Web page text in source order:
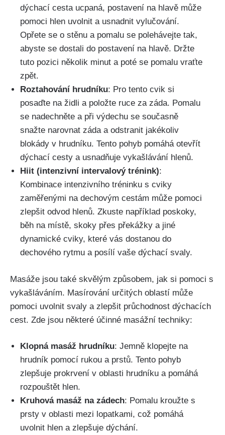
dýchací cesta ucpaná, postavení na hlavě může
pomoci hlen uvolnit a usnadnit vylučování.
Opřete se o stěnu a pomalu se polehávejte ‍tak,⁤
abyste se dostali do postavení na hlavě. Držte
tuto pozici několik minut a poté se pomalu vraťte
zpět.
Roztahování hrudníku: Pro tento cvik ‌si
posaďte na židli ⁤a položte ruce za záda. Pomalu
‍se ‍nadechněte a při výdechu se současně
snažte narovnat​ záda a odstranit‌ jakékoliv
blokády v hrudníku.​ Tento pohyb pomáhá otevřít
dýchací cesty a usnadňuje vykašlávání hlenů.
Hiit (intenzivní⁣ intervalový trénink):
Kombinace intenzivního tréninku‌ s cviky
zaměřenými na dechovým cestám může pomoci
zlepšit odvod hlenů. Zkuste například poskoky,
běh na⁤ místě, skoky přes překážky a jiné
dynamické cviky, které vás dostanou do
dechového⁣ rytmu a posílí vaše dýchací svaly.
Masáže jsou také skvělým způsobem, jak si pomoci s
vykašláváním. Masírování ⁣určitých oblastí může
pomoci uvolnit svaly a zlepšit ⁢průchodnost dýchacích⁣
cest. ‍Zde jsou ⁤některé účinné masážní techniky:
Klopná masáž hrudníku:⁣ Jemně klopejte na
hrudník pomocí rukou a prstů. Tento pohyb
zlepšuje prokrvení ​v oblasti hrudníku‌ a pomáhá
rozpouštět‌ hlen.
Kruhová masáž na​ zádech: Pomalu kroužte s
prsty v oblasti ‌mezi lopatkami, což​ pomáhá
uvolnit hlen a zlepšuje dýchání.